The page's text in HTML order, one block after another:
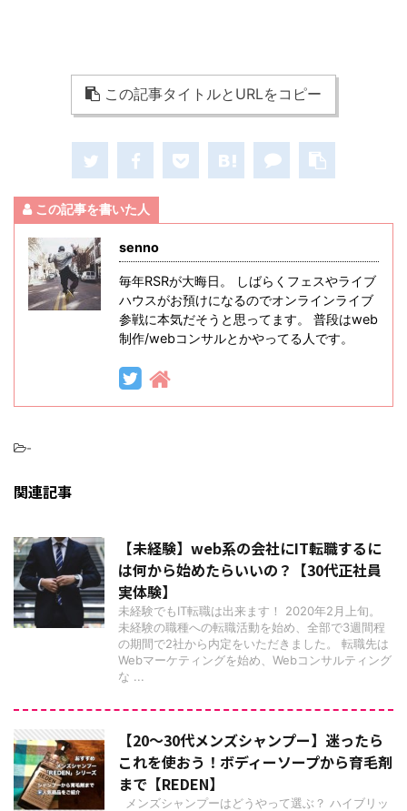
この記事タイトルとURLをコピー
この記事を書いた人
senno
毎年RSRが大晦日。 しばらくフェスやライブ
ハウスがお預けになるのでオンラインライブ
参戦に本気だそうと思ってます。 普段はweb
制作/webコンサルとかやってる人です。
-
関連記事
【未経験】web系の会社にIT転職するに
は何から始めたらいいの？【30代正社員
実体験】
未経験でもIT転職は出来ます！ 2020年2月上旬。
未経験の職種への転職活動を始め、全部で3週間程
の期間で2社から内定をいただきました。 転職先は
Webマーケティングを始め、Webコンサルティング
な ...
【20〜30代メンズシャンプー】迷ったら
これを使おう！ボディーソープから育毛剤
まで【REDEN】
メンズシャンプーはどうやって選ぶ？ ハイブリッ